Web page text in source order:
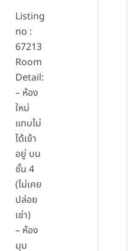
Listing
no :
67213
Room
Detail:
– ห้อง
ใหม่
แทบไม่
ได้เข้า
อยู่ บน
ชั้น 4
(ไม่เคย
ปล่อย
เช่า)
– ห้อง
มุม